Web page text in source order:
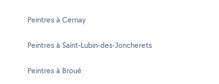
Peintres à Cernay
Peintres à Saint-Lubin-des-Joncherets
Peintres à Broué